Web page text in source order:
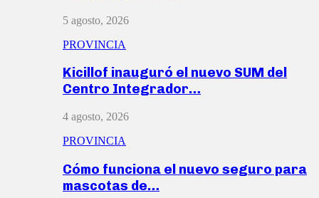
5 agosto, 2026
PROVINCIA
Kicillof inauguró el nuevo SUM del
Centro Integrador…
4 agosto, 2026
PROVINCIA
Cómo funciona el nuevo seguro para
mascotas de…